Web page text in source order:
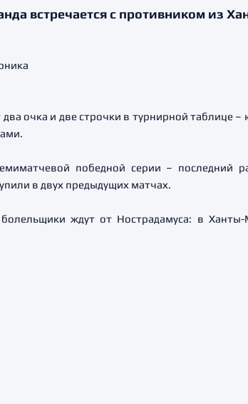
встречается с противником из
очка и две строчки в турнирной таблице
победной серии – последний
в двух предыдущих матчах.
ждут от Нострадамуса: в